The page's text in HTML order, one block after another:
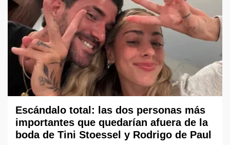
Escándalo total: las dos personas más
importantes que quedarían afuera de la
boda de Tini Stoessel y Rodrigo de Paul